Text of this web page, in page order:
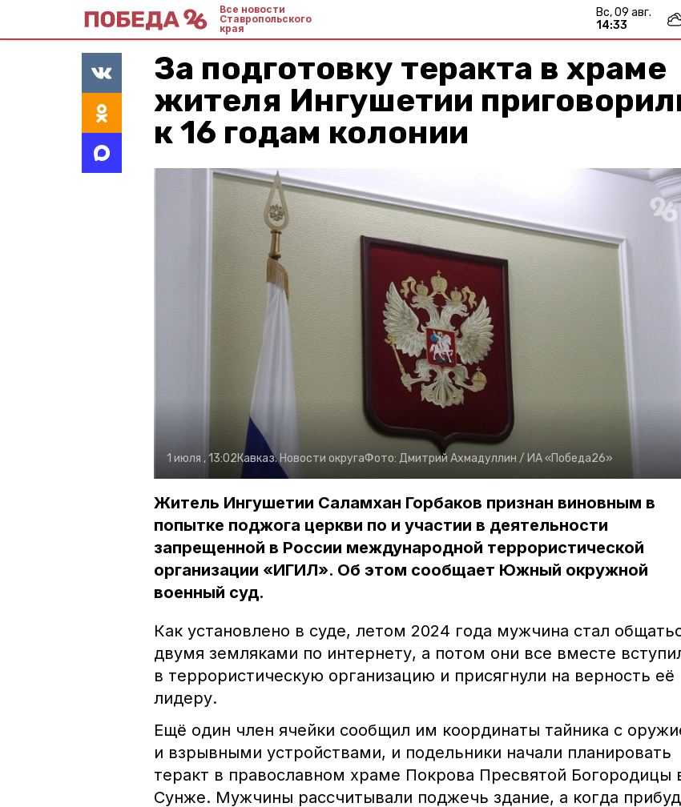
Все новости
Ставропольского
края
вс, 09 авг.
14:33
За подготовку теракта в храме
жителя Ингушетии
к 16 годам колонии
1 июля , 13:02Кавказ. Новости округаФото: Дмитрий Ахмадуллин / ИА «Победа26»
Житель Ингушетии Саламхан Горбаков признан виновным в
попытке поджога церкви по и участии в деятельности
запрещенной в России международной террористической
организации «ИГИЛ». Об этом сообщает Южный окружной
военный суд.
Как установлено в суде, летом 2024 года мужчина стал
двумя земляками по интернету, а потом они все вместе
в террористическую организацию и присягнули на верность её
лидеру.
Ещё один член ячейки сообщил им координаты тайника с
и взрывными устройствами, и подельники начали планировать
теракт в православном храме Покрова Пресвятой Богородицы
Сунже. Мужчины рассчитывали поджечь здание, а когда